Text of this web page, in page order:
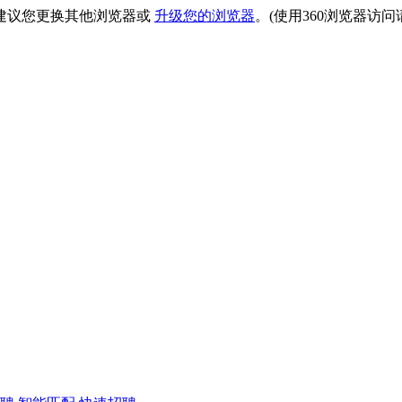
议您更换其他浏览器或 升级您的浏览器。(使用360浏览器访